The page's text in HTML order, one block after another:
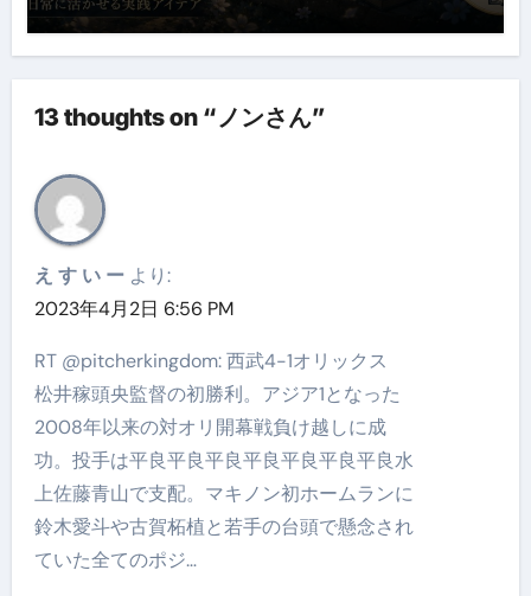
13 thoughts on “ノンさん”
え す い ー より:
2023年4月2日 6:56 PM
RT @pitcherkingdom: 西武4-1オリックス
松井稼頭央監督の初勝利。アジア1となった
2008年以来の対オリ開幕戦負け越しに成
功。投手は平良平良平良平良平良平良平良水
上佐藤青山で支配。マキノン初ホームランに
鈴木愛斗や古賀柘植と若手の台頭で懸念され
ていた全てのポジ…